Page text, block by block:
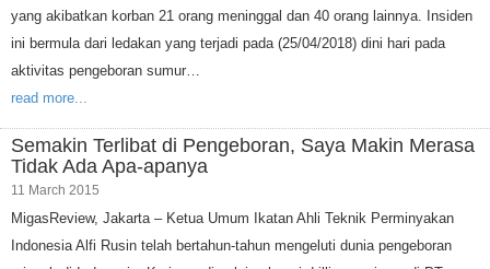
yang akibatkan korban 21 orang meninggal dan 40 orang lainnya. Insiden
ini bermula dari ledakan yang terjadi pada (25/04/2018) dini hari pada
aktivitas pengeboran sumur…
read more...
Semakin Terlibat di Pengeboran, Saya Makin Merasa
Tidak Ada Apa-apanya
11 March 2015
MigasReview, Jakarta – Ketua Umum Ikatan Ahli Teknik Perminyakan
Indonesia Alfi Rusin telah bertahun-tahun mengeluti dunia pengeboran